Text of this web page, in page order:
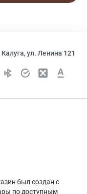
Калуга, ул. Ленина 121
был создан с
по доступным